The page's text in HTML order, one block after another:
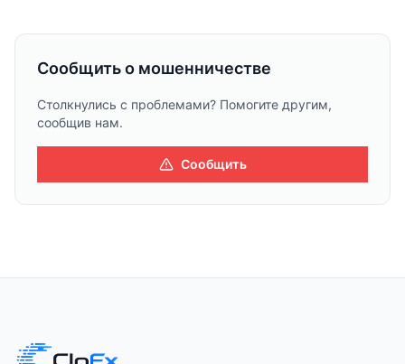
Сообщить о мошенничестве
Столкнулись с проблемами? Помогите другим,
сообщив нам.
Сообщить